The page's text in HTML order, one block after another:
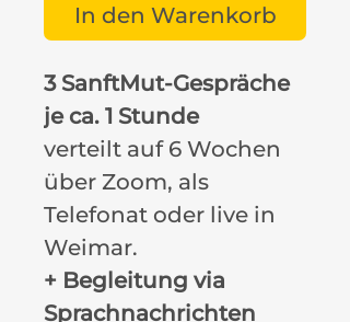
In den Warenkorb
3 SanftMut-Gespräche
je ca. 1 Stunde
verteilt auf 6 Wochen
über Zoom, als
Telefonat oder live in
Weimar.
+ Begleitung via
Sprachnachrichten